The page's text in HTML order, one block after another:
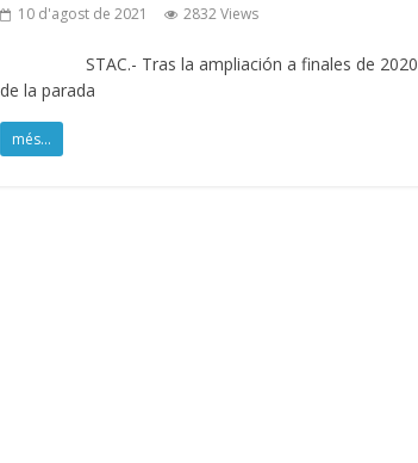
10 d'agost de 2021 2832 Views
STAC.- Tras la ampliación a finales de 2020
de la parada
més...